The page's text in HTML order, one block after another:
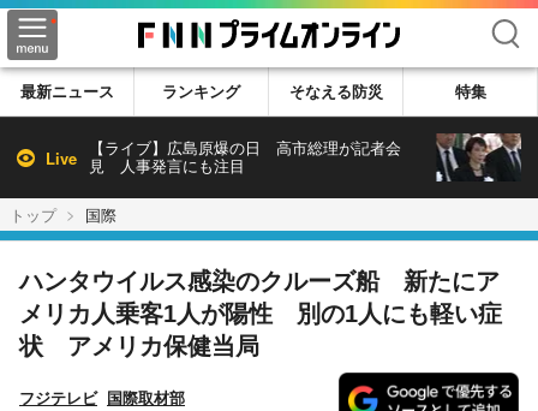
検索
最新ニュース ランキング そなえる防災 特集
Live
【ライブ】広島原爆の日 高市総理が記者会
見 人事発言にも注目
トップ 国際
ハンタウイルス感染のクルーズ船 新たにア
メリカ人乗客1人が陽性 別の1人にも軽い症
状 アメリカ保健当局
フジテレビ 国際取材部